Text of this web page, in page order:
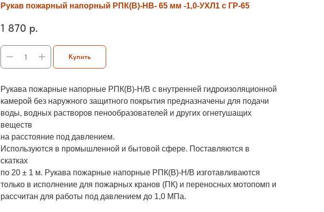
Рукав пожарный напорный РПК(В)-НВ- 65 мм -1,0-УХЛ1 с ГР-65
1 870 р.
Купить
Рукава пожарные напорные РПК(В)-Н/В с внутренней гидроизоляционной
камерой без наружного защитного покрытия предназначены для подачи
воды, водных растворов пенообразователей и других огнетушащих
веществ
на расстояние под давлением.
Используются в промышленной и бытовой сфере. Поставляются в
скатках
по 20 ± 1 м. Рукава пожарные напорные РПК(В)-Н/В изготавливаются
только в исполнение для пожарных кранов (ПК) и переносных мотопомп и
рассчитан для работы под давлением до 1,0 МПа.